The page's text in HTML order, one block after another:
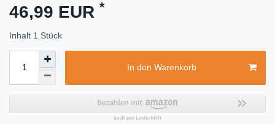
46,99 EUR *
Inhalt 1 Stück
In den Warenkorb